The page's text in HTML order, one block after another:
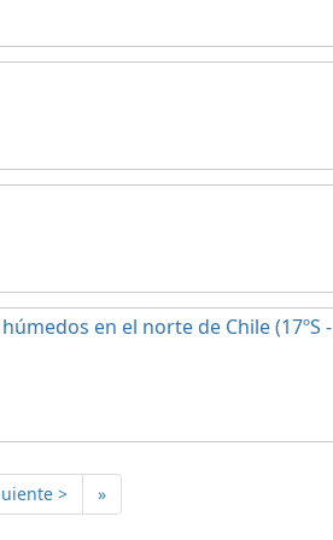
en el norte de Chile (17ºS -
> »